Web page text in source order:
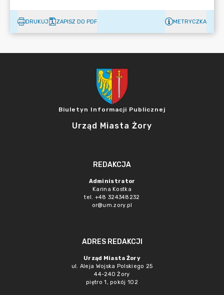
DRUKUJ ZAPISZ DO PDF METRYCZKA
Biuletyn Informacji Publicznej
Urząd Miasta Żory
REDAKCJA
Administrator
Karina Kostka
tel. +48 324348232
or@um.zory.pl
ADRES REDAKCJI
Urząd Miasta Żory
ul. Aleja Wojska Polskiego 25
44-240 Żory
piętro 1, pokój 102